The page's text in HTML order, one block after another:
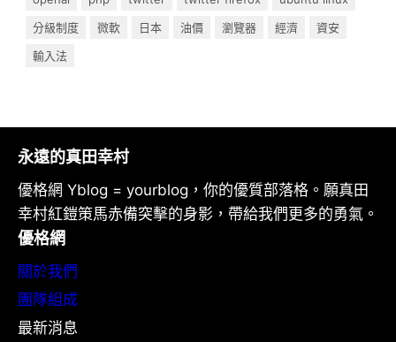
分級制度
微軟 日本 油價 瀏覽器 經濟
資安
輸入法
永遠的真田幸村
優格網 Yblog = yourblog，你的優質部落格。願真田
幸村紅鎧策馬赤備突擊的身影，帶給我們更多的勇氣。
優格網
關於我們
團隊組成
最新消息